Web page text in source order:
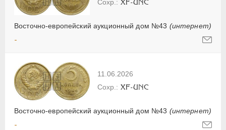
Восточно-европейский аукционный дом №43 (интернет)
XF-UNC
-
11.06.2026
Восточно-европейский аукционный дом №43 (интернет)
XF-UNC
-